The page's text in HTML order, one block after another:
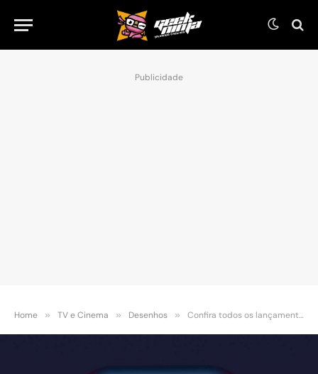
Publicidade
Home » TV e Cinema » Desenhos » Confira todos os lançamentos da Netflix de (Outubro 2024)